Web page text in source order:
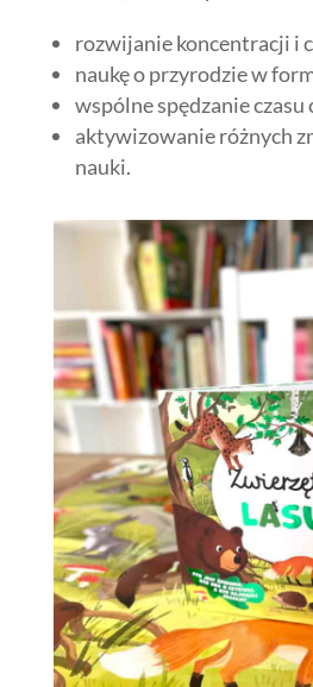
rozwijanie koncentracji i
naukę o przyrodzie w
wspólne spędzanie czasu
aktywizowanie różnych
nauki.